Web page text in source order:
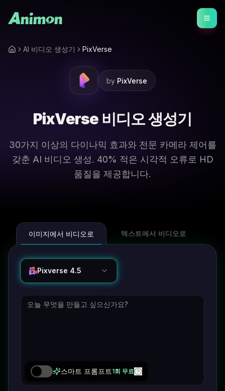
AI 비디오 생성기 PixVerse
by PixVerse
PixVerse 비디오 생성기
30가지 이상의 다이나믹 효과와 전문 카메라 제어를
갖춘 AI 비디오 생성. 40% 적은 시각적 오류로 HD
품질을 제공합니다.
이미지에서 비디오로 텍스트에서 비디오로
Pixverse 4.5
스마트 프롬프트 1회 무료